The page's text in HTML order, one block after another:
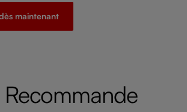
maintenant
Recommande